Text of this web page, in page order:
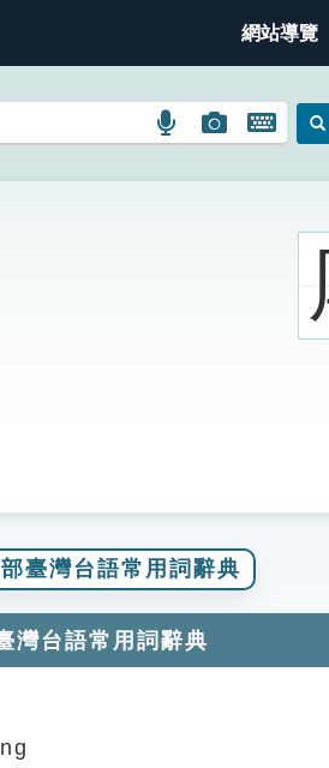
網站導覽
語
搜
圖
搜
開
鍵
臺灣台語常用詞辭典
灣台語常用詞辭典